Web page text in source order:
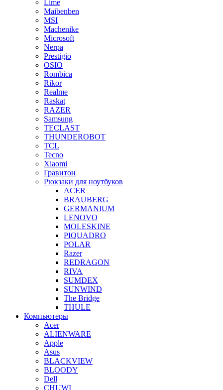
Lime
Maibenben
MSI
Machenike
Microsoft
Nerpa
Prestigio
OSIO
Rombica
Rikor
Realme
Raskat
RAZER
Samsung
TECLAST
THUNDEROBOT
TCL
Tecno
Xiaomi
Гравитон
Рюкзаки для ноутбуков
ACER
BRAUBERG
GERMANIUM
LENOVO
MOLESKINE
PIQUADRO
POLAR
Razer
REDRAGON
RIVA
SUMDEX
SUNWIND
The Bridge
THULE
Компьютеры
Acer
ALIENWARE
Apple
Asus
BLACKVIEW
BLOODY
Dell
CHUWI